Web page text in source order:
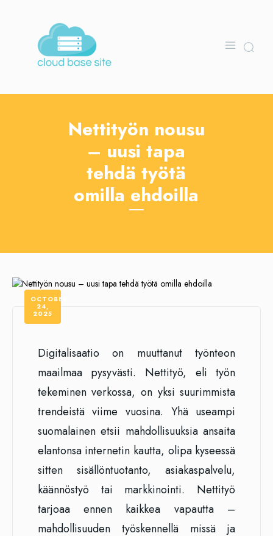
Nettityön nousu
– uusi tapa
tehdä työtä
omilla ehdoilla
Digitalisaatio on muuttanut työnteon
maailmaa pysyvästi. Nettityö, eli työn
tekeminen verkossa, on yksi suurimmista
trendeistä viime vuosina. Yhä useampi
suomalainen etsii mahdollisuuksia ansaita
elantonsa internetin kautta, olipa kyseessä
sitten sisällöntuotanto, asiakaspalvelu,
käännöstyö tai markkinointi. Nettityö
tarjoaa ennen kaikkea vapautta –
mahdollisuuden työskennellä missä ja
OCTOBER
24,
2025